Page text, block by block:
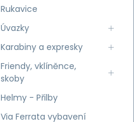
Rukavice
Úvazky
Karabiny a expresky
Friendy, vklíněnce,
skoby
Helmy - Přilby
Via Ferrata vybavení